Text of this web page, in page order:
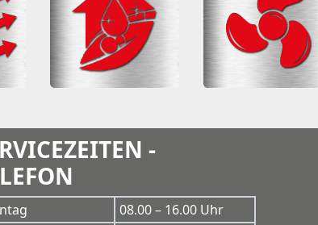
-
08.00 – 16.00 Uhr